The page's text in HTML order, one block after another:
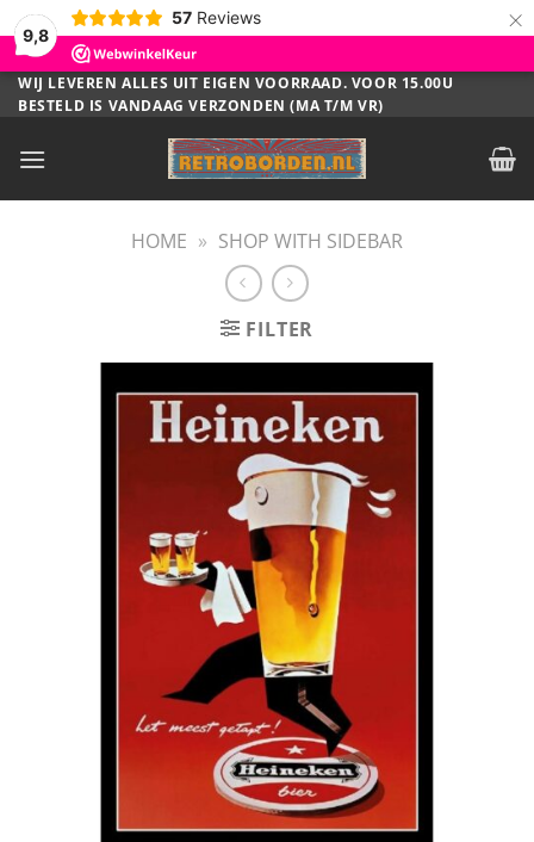
9,8
57 Reviews ×
Ga
naar
WIJ LEVEREN ALLES UIT EIGEN VOORRAAD. VOOR 15.00U
BESTELD IS VANDAAG VERZONDEN (MA T/M VR)
HOME » SHOP WITH SIDEBAR
FILTER